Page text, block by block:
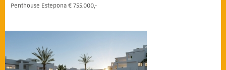
Penthouse Estepona € 755.000,-